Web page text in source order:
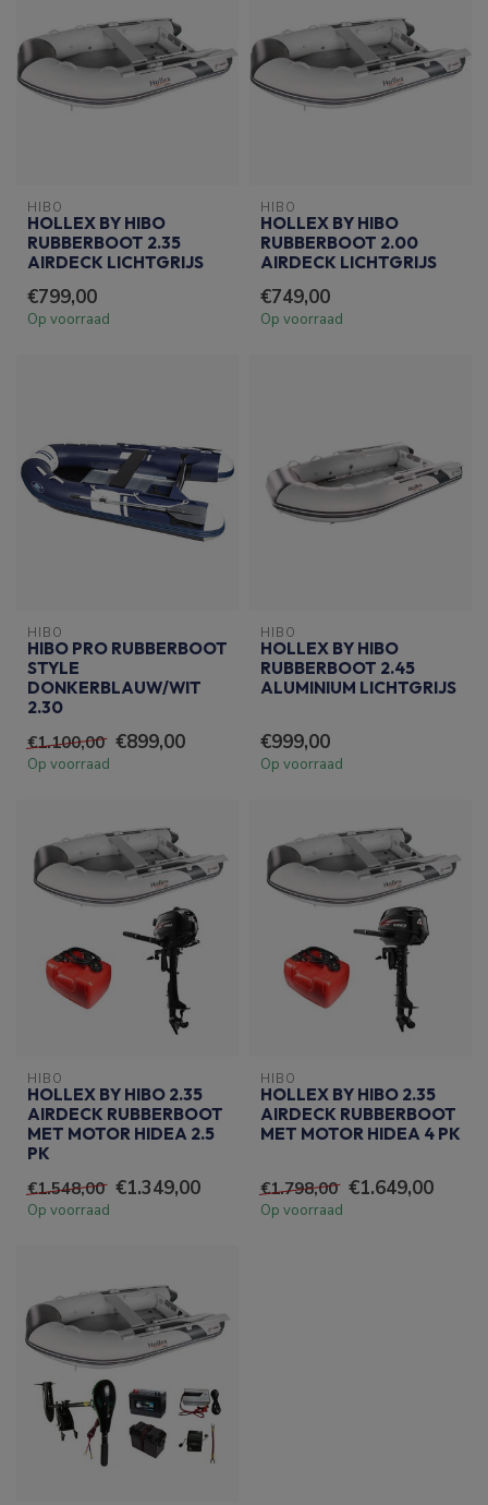
HIBO
HOLLEX BY HIBO
RUBBERBOOT 2.35
AIRDECK LICHTGRIJS
€799,00
Op voorraad
HIBO
HOLLEX BY HIBO
RUBBERBOOT 2.00
AIRDECK LICHTGRIJS
€749,00
Op voorraad
HIBO
HIBO PRO RUBBERBOOT
STYLE
DONKERBLAUW/WIT
2.30
€1.100,00 €899,00
Op voorraad
HIBO
HOLLEX BY HIBO
RUBBERBOOT 2.45
ALUMINIUM LICHTGRIJS
€999,00
Op voorraad
HIBO
HOLLEX BY HIBO 2.35
AIRDECK RUBBERBOOT
MET MOTOR HIDEA 2.5
PK
€1.548,00 €1.349,00
Op voorraad
HIBO
HOLLEX BY HIBO 2.35
AIRDECK RUBBERBOOT
MET MOTOR HIDEA 4 PK
€1.798,00 €1.649,00
Op voorraad